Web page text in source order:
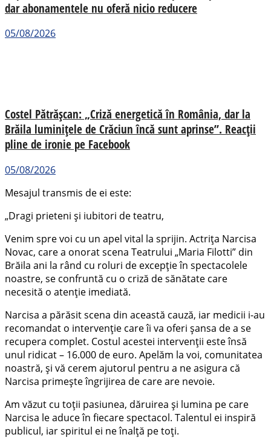
dar abonamentele nu oferă nicio reducere
05/08/2026
Costel Pătrășcan: „Criză energetică în România, dar la
Brăila luminițele de Crăciun încă sunt aprinse”. Reacții
pline de ironie pe Facebook
05/08/2026
Mesajul transmis de ei este:
„Dragi prieteni și iubitori de teatru,
Venim spre voi cu un apel vital la sprijin. Actrița Narcisa
Novac, care a onorat scena Teatrului „Maria Filotti” din
Brăila ani la rând cu roluri de excepție în spectacolele
noastre, se confruntă cu o criză de sănătate care
necesită o atenție imediată.
Narcisa a părăsit scena din această cauză, iar medicii i-au
recomandat o intervenție care îi va oferi șansa de a se
recupera complet. Costul acestei intervenții este însă
unul ridicat – 16.000 de euro. Apelăm la voi, comunitatea
noastră, și vă cerem ajutorul pentru a ne asigura că
Narcisa primește îngrijirea de care are nevoie.
Am văzut cu toții pasiunea, dăruirea și lumina pe care
Narcisa le aduce în fiecare spectacol. Talentul ei inspiră
publicul, iar spiritul ei ne înalță pe toți.